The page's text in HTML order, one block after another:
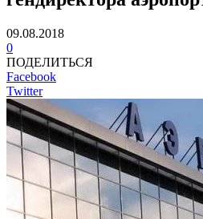
09.08.2018
0
ПОДЕЛИТЬСЯ
Facebook
Twitter